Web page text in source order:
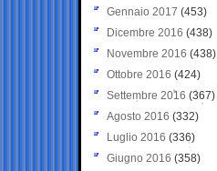
Gennaio 2017 (453)
Dicembre 2016 (438)
Novembre 2016 (438)
Ottobre 2016 (424)
Settembre 2016 (367)
Agosto 2016 (332)
Luglio 2016 (336)
Giugno 2016 (358)